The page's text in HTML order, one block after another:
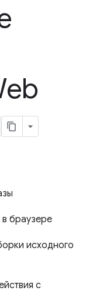
браузере
исходного
с